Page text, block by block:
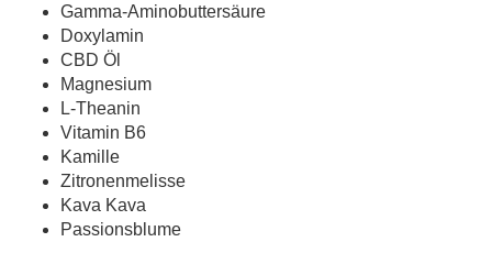
Gamma-Aminobuttersäure
Doxylamin
CBD Öl
Magnesium
L-Theanin
Vitamin B6
Kamille
Zitronenmelisse
Kava Kava
Passionsblume